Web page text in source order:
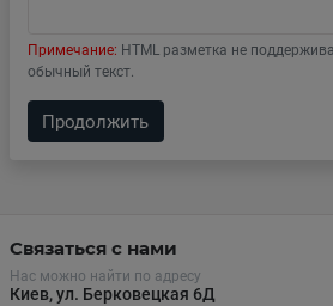
Примечание: HTML разметка не
обычный текст.
Продолжить
Связаться с нами
Нас можно найти по адресу
Киев, ул. Берковецкая 6Д